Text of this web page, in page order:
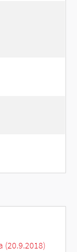
(20.9.2018)